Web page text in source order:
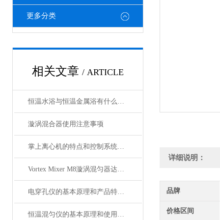
更多分类
相关文章 / ARTICLE
恒温水浴与恒温金属浴有什么不同
漩涡混合器使用注意事项
掌上离心机的特点和控制系统介绍
Vortex Mixer M8漩涡混匀器达到安全标准,满足实验要求
电穿孔仪的基本原理和产品特性概述
恒温混匀仪的基本原理和使用方法介绍
详细说明：
品牌
价格区间